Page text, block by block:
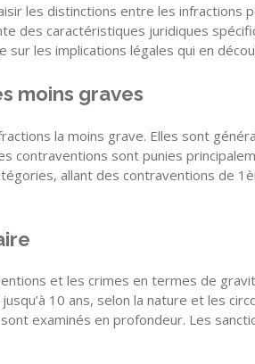
les distinctions entre les
des caractéristiques juridiques
les implications légales qui en
moins graves
la moins grave. Elles sont
contraventions sont punies
allant des contraventions de
et les crimes en termes de
10 ans, selon la nature et les
examinés en profondeur. Les